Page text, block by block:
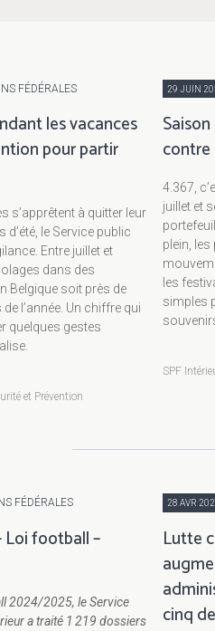
FÉDÉRALES
les vacances
pour partir
s’apprêtent à quitter leur
le Service public
Entre juillet et
dans des
Belgique soit près de
l’année. Un chiffre qui
quelques gestes
et Prévention
29 JUIN
contre
4.367,
juillet et
plein,
les
simples
SPF
FÉDÉRALES
Loi football –
2024/2025, le Service
a traité 1 219 dossiers
28 AVR
Lutte
cinq